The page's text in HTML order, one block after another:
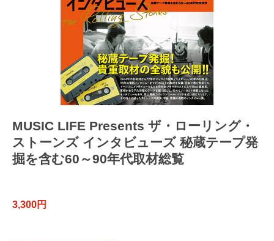
MUSIC LIFE Presents ザ・ローリング・
ストーンズ インタビューズ 秘蔵テープ発
掘を含む60～90年代取材総覧
3,300円